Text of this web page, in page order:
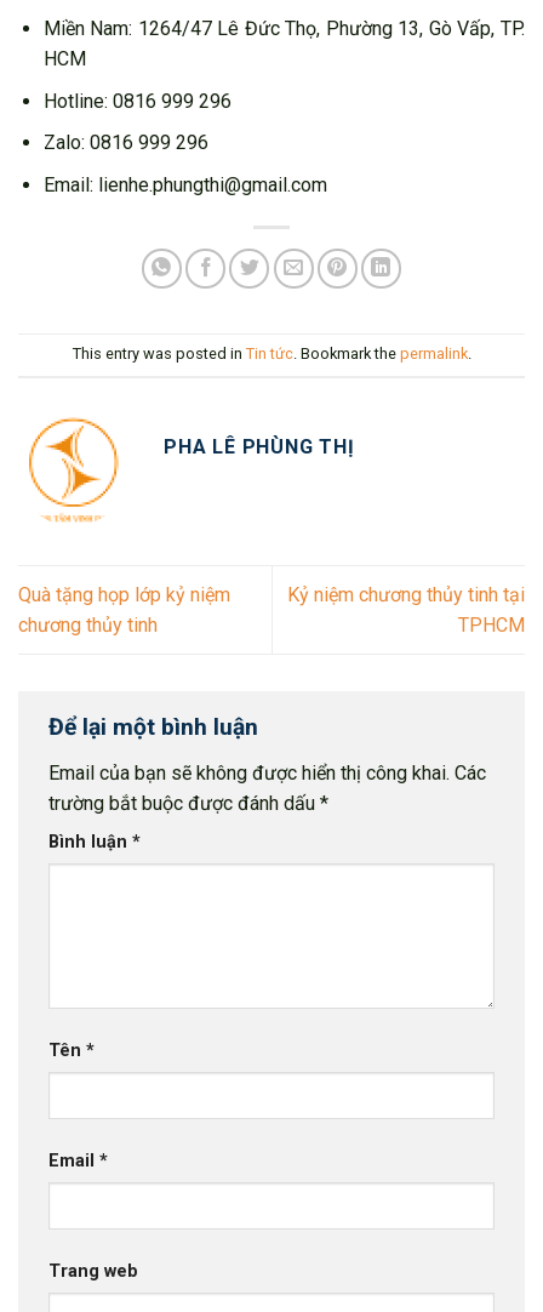
Miền Nam: 1264/47 Lê Đức Thọ, Phường 13, Gò Vấp, TP.
HCM
Hotline: 0816 999 296
Zalo: 0816 999 296
Email: lienhe.phungthi@gmail.com
This entry was posted in Tin tức. Bookmark the permalink.
PHA LÊ PHÙNG THỊ
Quà tặng họp lớp kỷ niệm
chương thủy tinh
Kỷ niệm chương thủy tinh tại
TPHCM
Để lại một bình luận
Email của bạn sẽ không được hiển thị công khai. Các
trường bắt buộc được đánh dấu *
Bình luận *
Tên *
Email *
Trang web